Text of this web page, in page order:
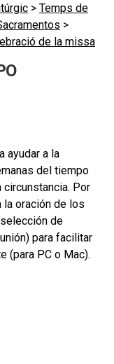
el
el
> Temps de
>
de la missa
ayudar a la
del tiempo
circunstancia. Por
oración de los
de
para facilitar
(para PC o Mac).